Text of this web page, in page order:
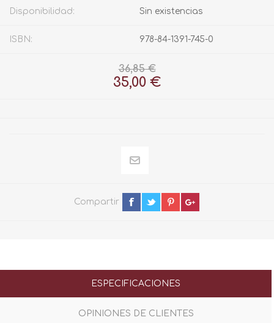
Disponibilidad: Sin existencias
ISBN: 978-84-1391-745-0
36,85 €
35,00 €
Compartir
ESPECIFICACIONES
OPINIONES DE CLIENTES